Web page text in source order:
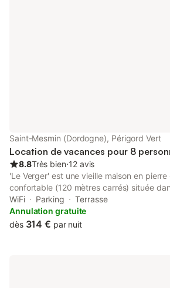
Saint-Mesmin (Dordogne), Périgord Vert
Location de vacances pour 8
8.8Très bien⋅12 avis
'Le Verger' est une vieille maison en
confortable (120 mètres carrés) située
avec vue sur la campagne vallonnée de
Les chambres mansardées disposent de
murs en pierre. La terrasse face au sud
WiFi Parking
Terrasse
Annulation gratuite
dès 314 € par nuit